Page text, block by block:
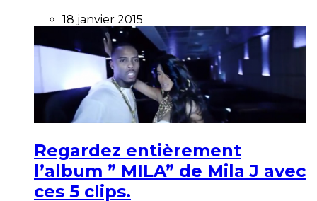
18 janvier 2015
Regardez entièrement
l’album ” MILA” de Mila J avec
ces 5 clips.